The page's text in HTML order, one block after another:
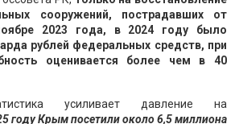
сооружений, пострадавших от
2023 года, в 2024 году было
рублей федеральных средств, при
оценивается более чем в 40
усиливает давление на
году Крым посетили около 6,5 миллиона